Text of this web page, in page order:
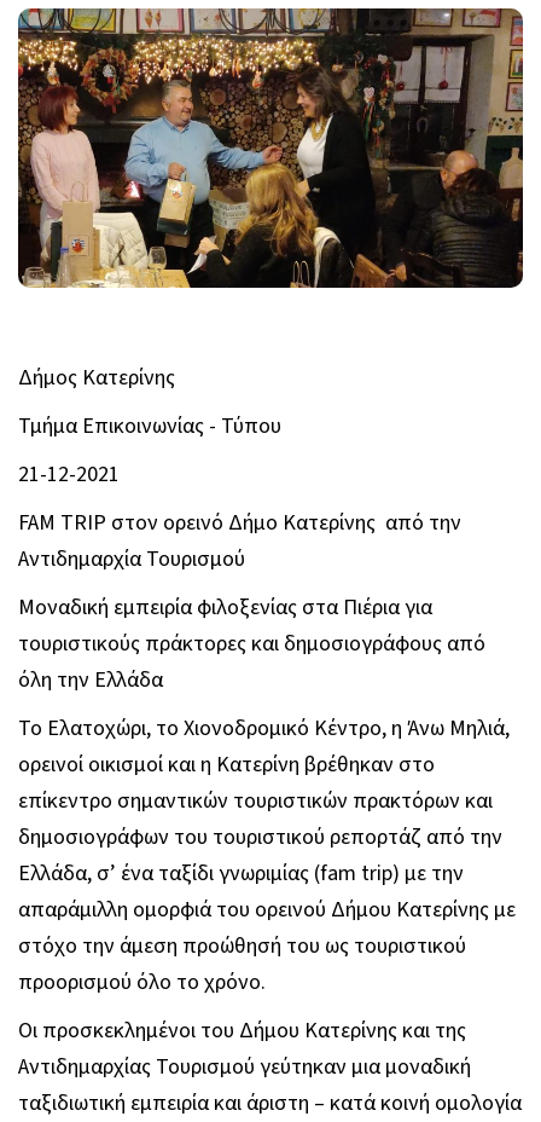
Δήμος Κατερίνης
Τμήμα Επικοινωνίας - Τύπου
21-12-2021
FAM TRIP στον ορεινό Δήμο Κατερίνης από την
Αντιδημαρχία Τουρισμού
Μοναδική εμπειρία φιλοξενίας στα Πιέρια για
τουριστικούς πράκτορες και δημοσιογράφους από
όλη την Ελλάδα
Το Ελατοχώρι, το Χιονοδρομικό Κέντρο, η Άνω Μηλιά,
ορεινοί οικισμοί και η Κατερίνη βρέθηκαν στο
επίκεντρο σημαντικών τουριστικών πρακτόρων και
δημοσιογράφων του τουριστικού ρεπορτάζ από την
Ελλάδα, σ’ ένα ταξίδι γνωριμίας (fam trip) με την
απαράμιλλη ομορφιά του ορεινού Δήμου Κατερίνης με
στόχο την άμεση προώθησή του ως τουριστικού
προορισμού όλο το χρόνο.
Οι προσκεκλημένοι του Δήμου Κατερίνης και της
Αντιδημαρχίας Τουρισμού γεύτηκαν μια μοναδική
ταξιδιωτική εμπειρία και άριστη – κατά κοινή ομολογία